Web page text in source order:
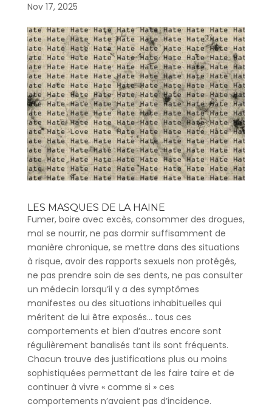
Nov 17, 2025
LES MASQUES DE LA HAINE
Fumer, boire avec excès, consommer des drogues,
mal se nourrir, ne pas dormir suffisamment de
manière chronique, se mettre dans des situations
à risque, avoir des rapports sexuels non protégés,
ne pas prendre soin de ses dents, ne pas consulter
un médecin lorsqu’il y a des symptômes
manifestes ou des situations inhabituelles qui
méritent de lui être exposés… tous ces
comportements et bien d’autres encore sont
régulièrement banalisés tant ils sont fréquents.
Chacun trouve des justifications plus ou moins
sophistiquées permettant de les faire taire et de
continuer à vivre « comme si » ces
comportements n’avaient pas d’incidence.